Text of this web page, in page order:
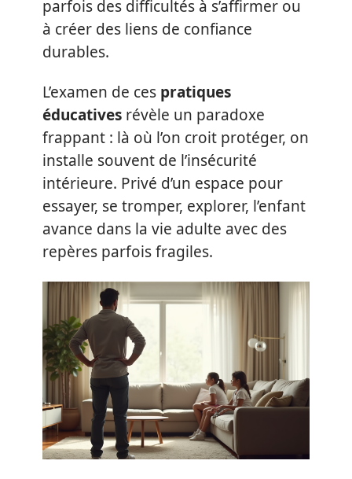
parfois des difficultés à s’affirmer ou
à créer des liens de confiance
durables.
L’examen de ces pratiques
éducatives révèle un paradoxe
frappant : là où l’on croit protéger, on
installe souvent de l’insécurité
intérieure. Privé d’un espace pour
essayer, se tromper, explorer, l’enfant
avance dans la vie adulte avec des
repères parfois fragiles.